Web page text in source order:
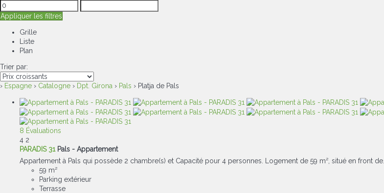
Appliquer les filtres
Grille
Liste
Plan
Trier par:
› Espagne › Catalogne › Dpt. Girona › Pals › Platja de Pals
8 Évaluations
4 2
PARADIS 31 Pals - Appartement
Appartement à Pals qui possède 2 chambre(s) et Capacité pour 4 personnes. Logement de 59 m², situé en front de...
59 m²
Parking extérieur
Terrasse